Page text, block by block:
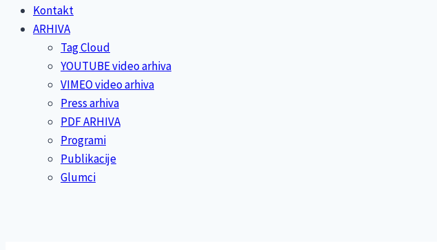
Kontakt
ARHIVA
Tag Cloud
YOUTUBE video arhiva
VIMEO video arhiva
Press arhiva
PDF ARHIVA
Programi
Publikacije
Glumci